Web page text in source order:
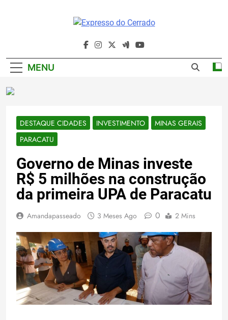
Expresso Do
Cerrado
MENU
DESTAQUE CIDADES INVESTIMENTO
MINAS GERAIS
PARACATU
Governo de Minas investe
R$ 5 milhões na construção
da primeira UPA de Paracatu
Amandapasseado 3 Meses Ago 0 2 Mins